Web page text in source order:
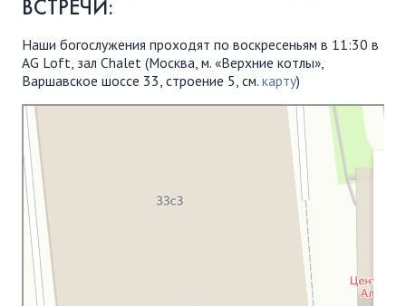
ВСТРЕЧИ:
Наши богослужения проходят по воскресеньям в 11:30 в
AG Loft, зал Chalet (Москва, м. «Верхние котлы»,
Варшавское шоссе 33, строение 5, см. карту)
Московская Библейская Церковь
Протестантская церковь в Москве